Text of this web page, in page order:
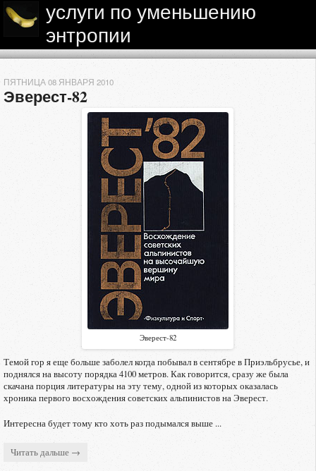
услуги по уменьшению
энтропии
Эверест-82
ПЯТНИЦА 08 ЯНВАРЯ 2010
Эверест-82
Темой гор я еще больше заболел когда побывал в сентябре в Приэльбрусье, и
поднялся на высоту порядка 4100 метров. Как говорится, сразу же была
скачана порция литературы на эту тему, одной из которых оказалась
хроника первого восхождения советских альпинистов на Эверест.
Интересна будет тому кто хоть раз подымался выше ...
Читать дальше →